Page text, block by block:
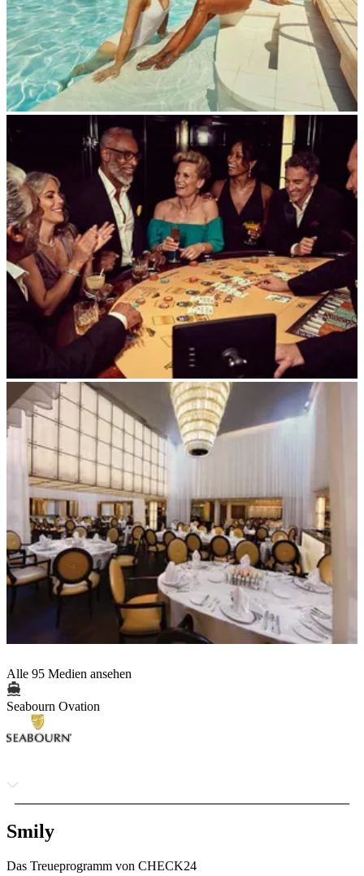
Alle 95 Medien ansehen
Seabourn Ovation
Smily
Das Treueprogramm von CHECK24